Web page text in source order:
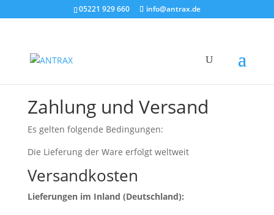
05221 929 660 info@antrax.de
Zahlung und Versand
Es gelten folgende Bedingungen:
Die Lieferung der Ware erfolgt weltweit
Versandkosten
Lieferungen im Inland (Deutschland):